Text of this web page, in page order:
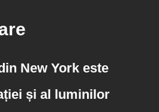
New York este
și al luminilor